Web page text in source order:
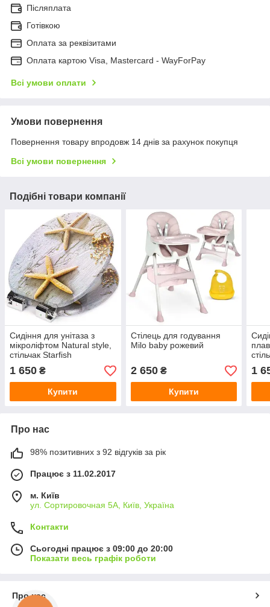
Післяплата
Готівкою
Оплата за реквізитами
Оплата картою Visa, Mastercard - WayForPay
Всі умови оплати
Умови повернення
Повернення товару впродовж 14 днів за рахунок покупця
Всі умови повернення
Подібні товари компанії
Сидіння для унітаза з
мікроліфтом Natural style,
стільчак Starfish
1 650 ₴
Купити
Стілець для годування
Milo baby рожевий
2 650₴
Купити
1
Про нас
98% позитивних з 92 відгуків за рік
Працює з 11.02.2017
м. Київ
ул. Сортировочная 5А, Київ, Україна
Контакти
Сьогодні працює з 09:00 до 20:00
Показати весь графік роботи
Про нас